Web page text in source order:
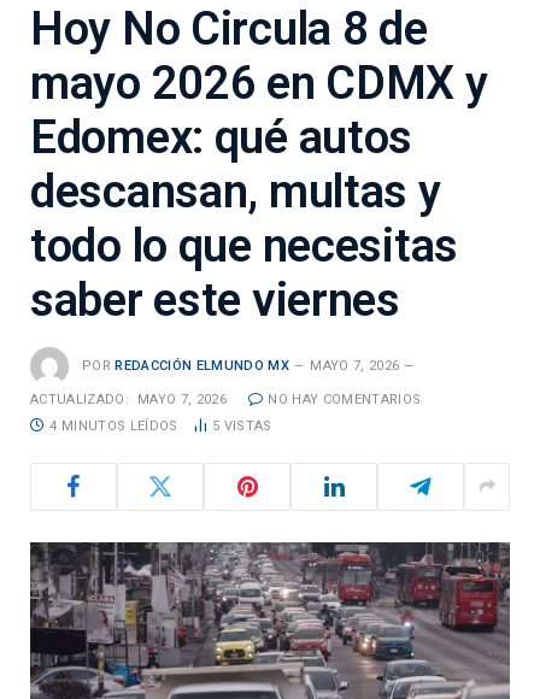
Hoy No Circula 8 de
mayo 2026 en CDMX y
Edomex: qué autos
descansan, multas y
todo lo que necesitas
saber este viernes
POR REDACCIÓN ELMUNDO MX MAYO 7, 2026
ACTUALIZADO: MAYO 7, 2026
NO HAY COMENTARIOS
4 MINUTOS LEÍDOS
5 VISTAS